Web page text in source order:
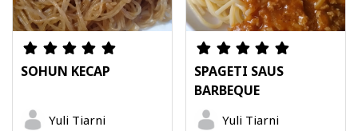
SOHUN KECAP
Yuli Tiarni
SPAGETI SAUS
BARBEQUE
Yuli Tiarni